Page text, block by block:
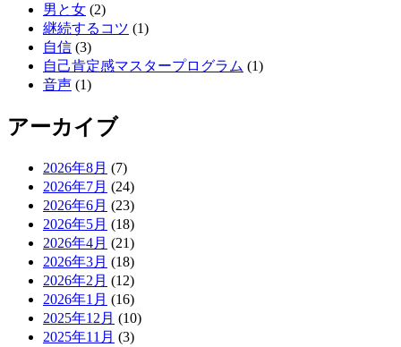
男と女 (2)
継続するコツ (1)
自信 (3)
自己肯定感マスタープログラム (1)
音声 (1)
アーカイブ
2026年8月 (7)
2026年7月 (24)
2026年6月 (23)
2026年5月 (18)
2026年4月 (21)
2026年3月 (18)
2026年2月 (12)
2026年1月 (16)
2025年12月 (10)
2025年11月 (3)